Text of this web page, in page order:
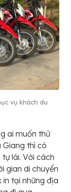
vụ khách du
ai muốn thử
Giang thì có
lái. Với cách
gian di chuyển
in tại những địa